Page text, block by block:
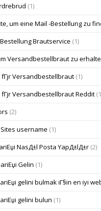
(1)
um eine Mail -Bestellung zu
Brautservice (1)
Versandbestellbraut zu
Versandbestellbraut (1)
Versandbestellbraut Reddit
(2)
username (1)
NasД±l Posta YapД±lД±r (2)
Gelin (1)
gelini bulmak iГ§in en iyi
gelini bulun (1)